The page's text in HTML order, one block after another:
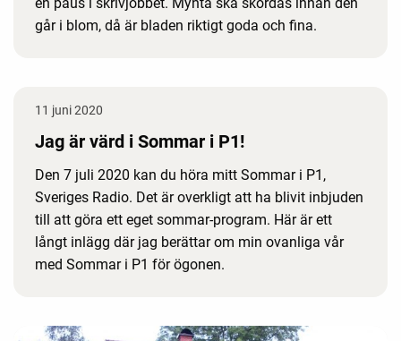
går i blom, då är bladen riktigt goda och fina.
11 juni 2020
Jag är värd i Sommar i P1!
Den 7 juli 2020 kan du höra mitt Sommar i P1,
Sveriges Radio. Det är overkligt att ha blivit inbjuden
till att göra ett eget sommar-program. Här är ett
långt inlägg där jag berättar om min ovanliga vår
med Sommar i P1 för ögonen.